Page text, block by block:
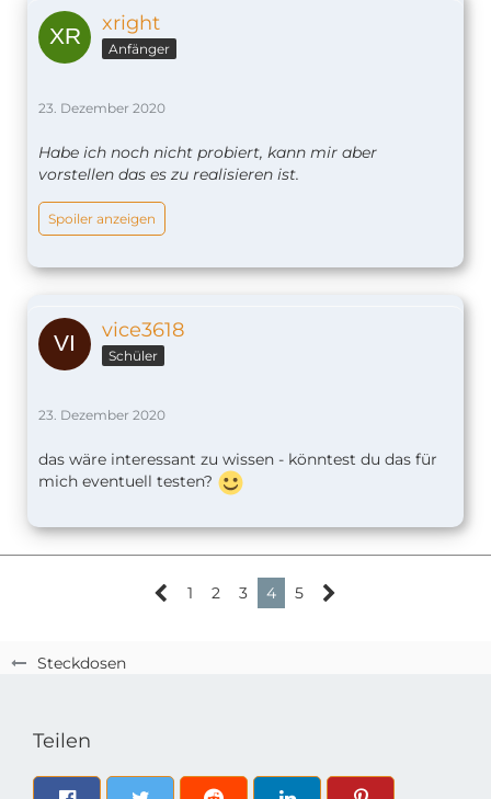
Steckdosen
xright
Anfänger
23. Dezember 2020
Habe ich noch nicht probiert, kann mir aber
vorstellen das es zu realisieren ist.
Spoiler anzeigen
vice3618
Schüler
23. Dezember 2020
das wäre interessant zu wissen - könntest du das für
mich eventuell testen?
1 2 3 4 5
Teilen